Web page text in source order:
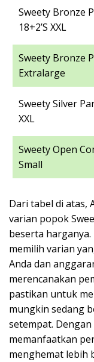
Sweety Bronze
18+2’S XXL
Sweety Bronze
Extralarge
Sweety Silver
XXL
Sweety Open
Small
Dari tabel di atas,
varian popok
beserta
memilih varian
Anda dan
merencanakan
pastikan untuk
mungkin sedang
setempat.
memanfaatkan
menghemat lebih